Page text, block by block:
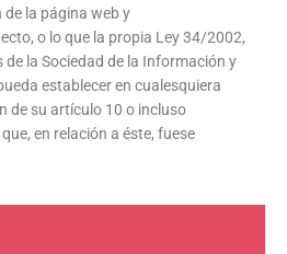
la página web y
o lo que la propia Ley 34/2002,
de la Sociedad de la Información y
establecer en cualesquiera
de su artículo 10 o incluso
en relación a éste, fuese